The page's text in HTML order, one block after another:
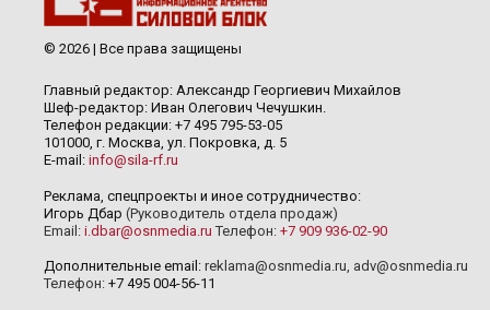
© 2026 | Все права защищены
Главный редактор: Александр Георгиевич Михайлов
Шеф-редактор: Иван Олегович Чечушкин.
Телефон редакции: +7 495 795-53-05
101000, г. Москва, ул. Покровка, д. 5
E-mail: info@sila-rf.ru
Реклама, спецпроекты и иное сотрудничество:
Игорь Дбар (Руководитель отдела продаж)
Email: i.dbar@osnmedia.ru Телефон: +7 909 936-02-90
Дополнительные email: reklama@osnmedia.ru, adv@osnmedia.ru
Телефон: +7 495 004-56-11